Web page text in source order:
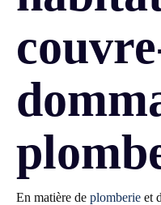
En matière de plomberie et